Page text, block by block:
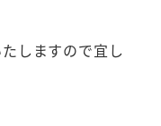
しますので宜し